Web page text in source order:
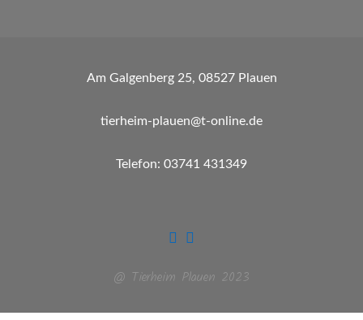
Am Galgenberg 25, 08527 Plauen
tierheim-plauen@t-online.de
Telefon: 03741 431349
@ Tierheim Plauen 2023